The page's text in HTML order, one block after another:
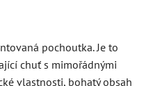
pochoutka. Je to
chuť s mimořádnými
vlastnosti, bohatý obsah